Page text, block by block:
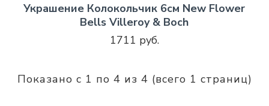
Украшение Колокольчик 6см New Flower
Bells Villeroy & Boch
1711 руб.
Показано с 1 по 4 из 4 (всего 1 страниц)